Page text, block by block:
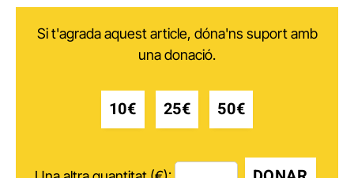
Si t'agrada aquest article, dóna'ns suport amb
una donació.
10€ 25€ 50€